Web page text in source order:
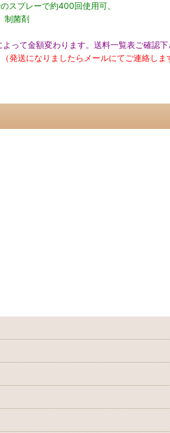
プレーで約400回使用可。
制菌剤
って金額変わります。送料一覧表ご確認下
発送になりましたらメールにてご連絡しま